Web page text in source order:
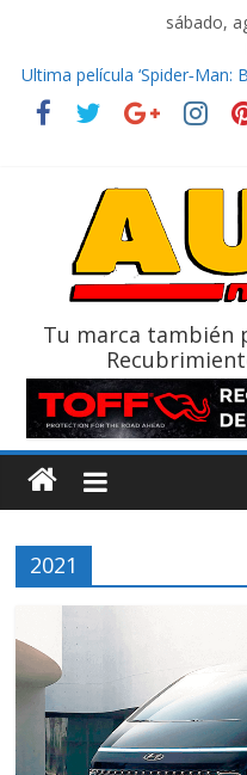
sábado,
El costo de tener un
decidir
Ultima película
La Vuelta al Ecuador 2026,
La FEDAK recibe 12
Tu marca también
2021